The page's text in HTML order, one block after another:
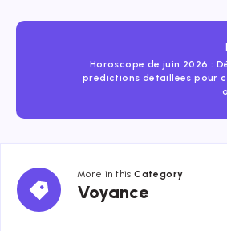
Horoscope de juin 2026 :
prédictions détaillées pour
More in thisCategory
Voyance
Voyance